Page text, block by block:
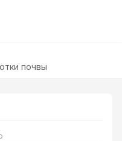
товаров
почвы